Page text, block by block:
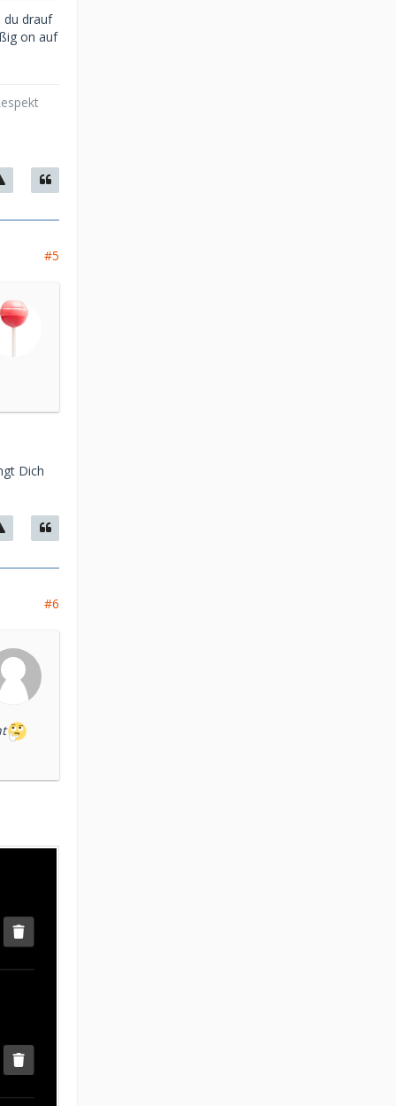
du drauf
on auf
#5
Dich
#6